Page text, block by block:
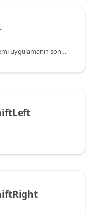
İki girdi arasında bit tabanlı "Or" işlemi uygulamanın sonucunu döndürür.